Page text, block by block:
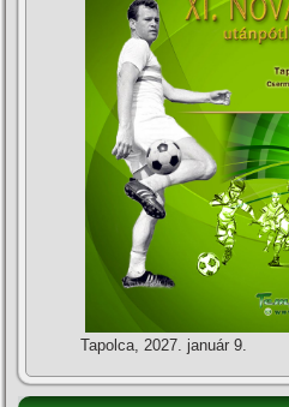
Tapolca, 2027. január 9.